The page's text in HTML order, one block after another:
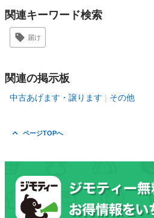
関連キーワード検索
届け
関連の掲示板
中古あげます・譲ります その他
ページTOPへ